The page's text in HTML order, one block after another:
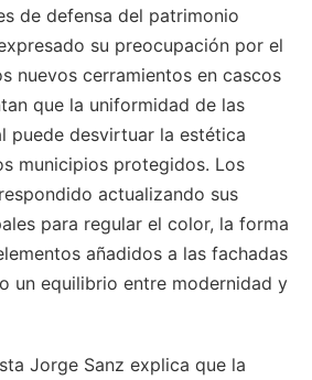
de defensa del patrimonio
su preocupación por el
nuevos cerramientos en cascos
que la uniformidad de las
puede desvirtuar la estética
municipios protegidos. Los
actualizando sus
para regular el color, la forma
añadidos a las fachadas
un equilibrio entre modernidad y
Jorge Sanz explica que la